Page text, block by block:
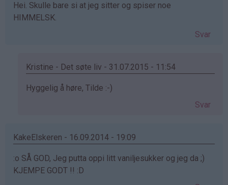
bekreftet)
Hei. Skulle bare si at jeg sitter og spiser noe
HIMMELSK.
Svar
Kristine - Det søte liv - 31.07.2015 - 11:54
Som
Tilde
bekreftet)
Hyggelig å høre, Tilde :-)
Svar
KakeElskeren - 16.09.2014 - 19:09
:o SÅ GOD, Jeg putta oppi litt vaniljesukker og jeg da ;)
KJEMPE GODT !! :D